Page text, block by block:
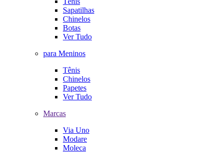
Sapatilhas
Chinelos
Botas
Ver Tudo
para Meninos
Tênis
Chinelos
Papetes
Ver Tudo
Marcas
Via Uno
Modare
Moleca